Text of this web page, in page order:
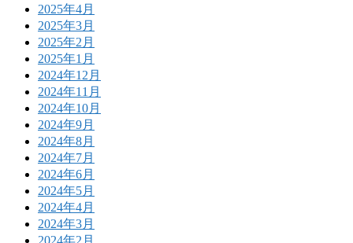
2025年4月
2025年3月
2025年2月
2025年1月
2024年12月
2024年11月
2024年10月
2024年9月
2024年8月
2024年7月
2024年6月
2024年5月
2024年4月
2024年3月
2024年2月